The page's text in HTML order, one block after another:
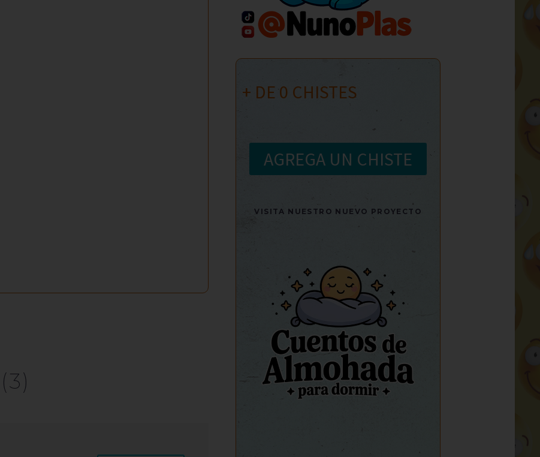
(3)
+ DE 0 CHISTES
AGREGA UN CHISTE
VISITA NUESTRO NUEVO PROYECTO